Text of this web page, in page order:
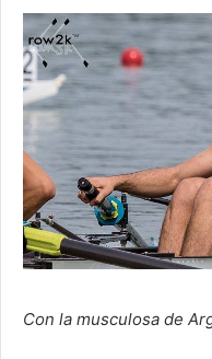
Con la musculosa de